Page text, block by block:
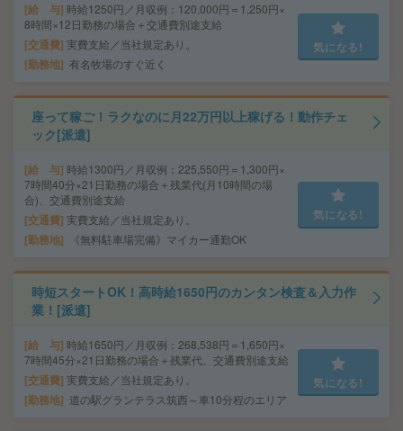
給 与 時給1250円／月収例：120,000円＝1,250円×
8時間×12日勤務の場合＋交通費別途支給
交通費 実費支給／当社規定あり。
勤務地 有名牧場のすぐ近く
気になる!
座って稼ご！ラクなのに月22万円以上稼げる！動作チェ
ック[派遣]
給 与 時給1300円／月収例：225,550円＝1,300円×
7時間40分×21日勤務の場合＋残業代(月10時間の場
合)、交通費別途支給
交通費 実費支給／当社規定あり。
勤務地 《無料駐車場完備》マイカー通勤OK
気になる!
時短スタートOK！高時給1650円のカンタン検査＆入力作
業！[派遣]
給 与 時給1650円／月収例：268,538円＝1,650円×
7時間45分×21日勤務の場合＋残業代、交通費別途支給
交通費 実費支給／当社規定あり。
勤務地 道の駅グランテラス筑西～車10分程のエリア
気になる!